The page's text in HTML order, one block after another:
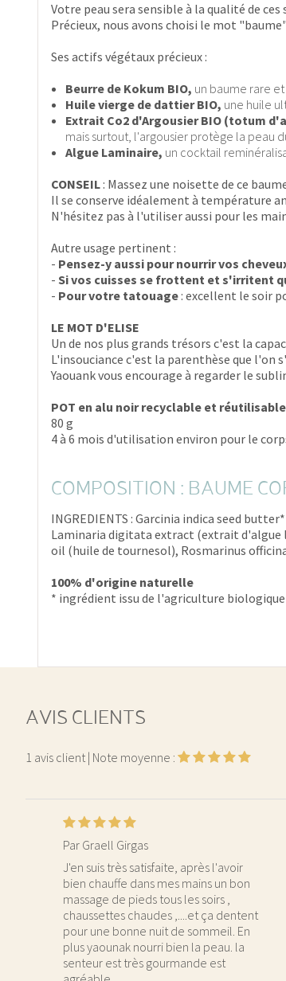
Votre peau sera sensible à la qualité de
Précieux, nous avons choisi le mot
Ses actifs végétaux précieux :
Beurre de Kokum BIO, un baume rare
Huile vierge de dattier BIO, une huile
Extrait Co2 d'Argousier BIO (totum
mais surtout, l'argousier protège la peau
Algue Laminaire, un cocktail
CONSEIL : Massez une noisette de ce
Il se conserve idéalement à température
N'hésitez pas à l'utiliser aussi pour les
Autre usage pertinent :
- Pensez-y aussi pour nourrir vos
- Si vos cuisses se frottent et s'irritent
- Pour votre tatouage : excellent le soir
LE MOT D'ELISE
Un de nos plus grands trésors c'est la
L'insouciance c'est la parenthèse que l'on
Yaouank vous encourage à regarder le
POT en alu noir recyclable et réutilisable
80 g
4 à 6 mois d'utilisation environ pour le
COMPOSITION : BAUME
INGREDIENTS : Garcinia indica seed
Laminaria digitata extract (extrait d'algue
oil (huile de tournesol), Rosmarinus
100% d'origine naturelle
* ingrédient issu de l'agriculture biologique
AVIS CLIENTS
1 avis client| Note moyenne :
Par Graell Girgas
J'en suis très satisfaite, après l'avoir
bien chauffe dans mes mains un bon
massage de pieds tous les soirs ,
chaussettes chaudes ,....et ça dentent
pour une bonne nuit de sommeil. En
plus yaounak nourri bien la peau. la
senteur est très gourmande est